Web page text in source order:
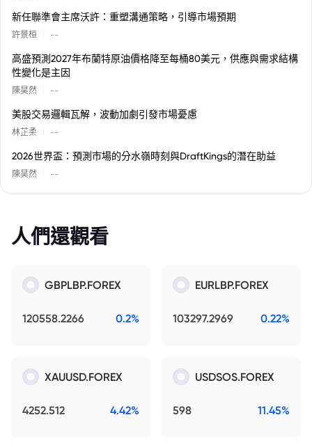
新任聯準會主席沃許：重塑溝通策略，引導市場預期
許景桓 --
高盛預測2027年布蘭特原油價格降至每桶80美元，供應與需求結構
性變化是主因
陳昊然 --
美股交易邏輯瓦解，波動加劇引發市場憂慮
林芷柔 --
2026世界盃：預測市場的分水嶺時刻與DraftKings的潛在助益
陳昊然 --
人們還觀看
GBPLBP.FOREX
120558.2266 0.2%
EURLBP.FOREX
103297.2969 0.22%
XAUUSD.FOREX
4252.512 4.42%
USDSOS.FOREX
598 11.45%